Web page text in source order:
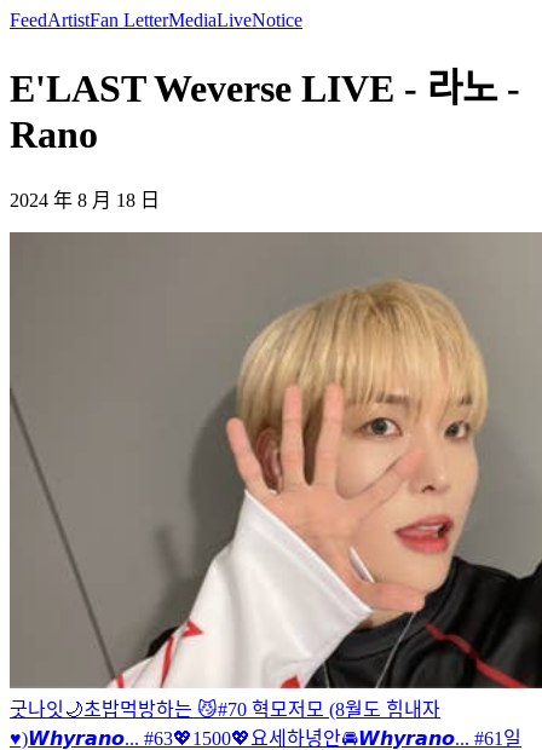
FeedArtistFan LetterMediaLiveNotice
E'LAST Weverse LIVE - 라노 -
Rano
2024 年 8 月 18 日
굿나잇🌙초밥먹방하는 😼#70 혁모저모 (8월도 힘내자
♥)𝙒𝙝𝙮𝙧𝙖𝙣𝙤... #63💖1500💖 요세하녕안🚘𝙒𝙝𝙮𝙧𝙖𝙣𝙤... #61 일